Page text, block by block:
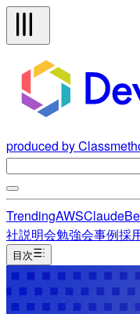
produced by
TrendingAWSClaude
社説明会勉強会事例採
目次